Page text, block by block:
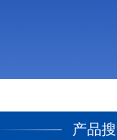
产品